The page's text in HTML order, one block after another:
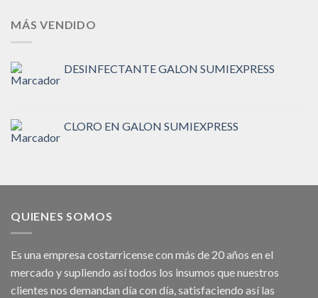
MÁS VENDIDO
DESINFECTANTE GALON SUMIEXPRESS
CLORO EN GALON SUMIEXPRESS
QUIENES SOMOS
Es una empresa costarricense con más de 20 años en el
mercado y supliendo así todos los insumos que nuestros
clientes nos demandan día con día, satisfaciendo así las